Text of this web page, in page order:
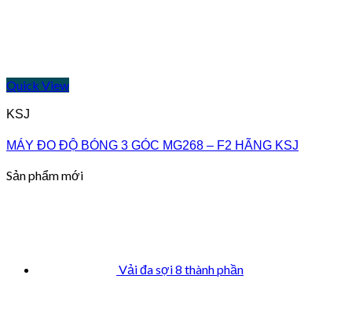
Quick View
KSJ
MÁY ĐO ĐỘ BÓNG 3 GÓC MG268 – F2 HÃNG KSJ
Sản phẩm mới
Vải đa sợi 8 thành phần